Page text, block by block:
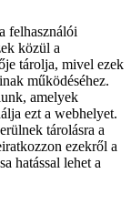
felhasználói
közül a
tárolja, mivel ezek
működéséhez.
amelyek
ezt a webhelyet.
tárolásra a
ezekről a
hatással lehet a